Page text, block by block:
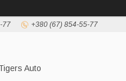
77 +380 (67) 854-55-77
Auto